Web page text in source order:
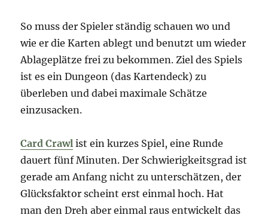
So muss der Spieler ständig schauen wo und
wie er die Karten ablegt und benutzt um wieder
Ablageplätze frei zu bekommen. Ziel des Spiels
ist es ein Dungeon (das Kartendeck) zu
überleben und dabei maximale Schätze
einzusacken.
Card Crawl ist ein kurzes Spiel, eine Runde
dauert fünf Minuten. Der Schwierigkeitsgrad ist
gerade am Anfang nicht zu unterschätzen, der
Glücksfaktor scheint erst einmal hoch. Hat
man den Dreh aber einmal raus entwickelt das